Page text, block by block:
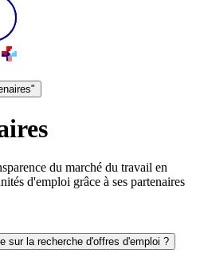
du marché du travail en
d'emploi grâce à ses partenaires
sur la recherche d'offres d'emploi ?